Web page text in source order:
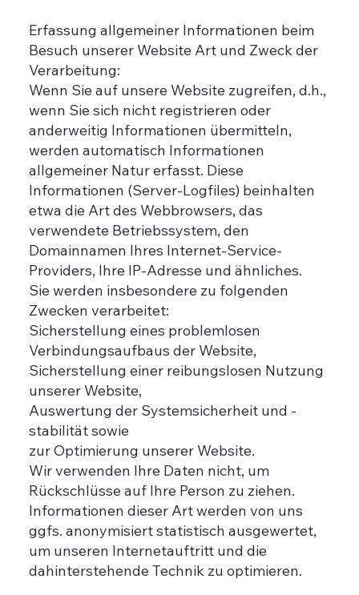
Erfassung allgemeiner Informationen beim
Besuch unserer Website Art und Zweck der
Verarbeitung:
Wenn Sie auf unsere Website zugreifen, d.h.,
wenn Sie sich nicht registrieren oder
anderweitig Informationen übermitteln,
werden automatisch Informationen
allgemeiner Natur erfasst. Diese
Informationen (Server-Logfiles) beinhalten
etwa die Art des Webbrowsers, das
verwendete Betriebssystem, den
Domainnamen Ihres Internet-Service-
Providers, Ihre IP-Adresse und ähnliches.
Sie werden insbesondere zu folgenden
Zwecken verarbeitet:
Sicherstellung eines problemlosen
Verbindungsaufbaus der Website,
Sicherstellung einer reibungslosen Nutzung
unserer Website,
Auswertung der Systemsicherheit und -
stabilität sowie
zur Optimierung unserer Website.
Wir verwenden Ihre Daten nicht, um
Rückschlüsse auf Ihre Person zu ziehen.
Informationen dieser Art werden von uns
ggfs. anonymisiert statistisch ausgewertet,
um unseren Internetauftritt und die
dahinterstehende Technik zu optimieren.